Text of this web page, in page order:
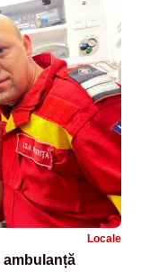
Locale
ambulanță